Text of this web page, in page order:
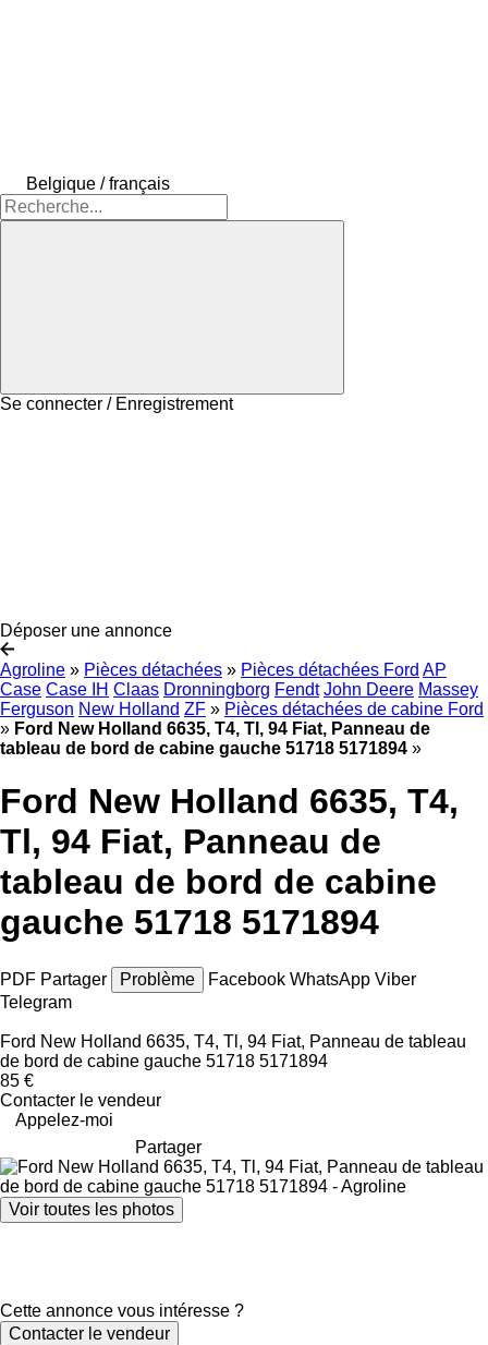
Belgique / français
Se connecter / Enregistrement
Déposer une annonce
Agroline » Pièces détachées » Pièces détachées Ford AP
Case Case IH Claas Dronningborg Fendt John Deere Massey
Ferguson New Holland ZF » Pièces détachées de cabine Ford
» Ford New Holland 6635, T4, Tl, 94 Fiat, Panneau de
tableau de bord de cabine gauche 51718 5171894 »
Ford New Holland 6635, T4,
Tl, 94 Fiat, Panneau de
tableau de bord de cabine
gauche 51718 5171894
PDF Partager Problème Facebook WhatsApp Viber
Telegram
Ford New Holland 6635, T4, Tl, 94 Fiat, Panneau de tableau
de bord de cabine gauche 51718 5171894
85 €
Contacter le vendeur
Appelez-moi
Partager
Voir toutes les photos
Cette annonce vous intéresse ?
Contacter le vendeur